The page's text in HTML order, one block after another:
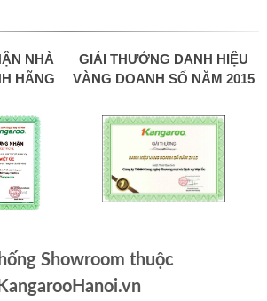
NHÀ
HÃNG
GIẢI THƯỞNG DANH HIỆU
VÀNG DOANH SỐ NĂM 2015
Showroom thuộc
KangarooHanoi.vn